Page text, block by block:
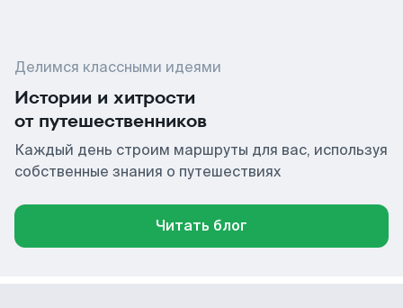
Делимся классными идеями
Истории и хитрости
от путешественников
Каждый день строим маршруты для вас, используя
собственные знания о путешествиях
Читать блог